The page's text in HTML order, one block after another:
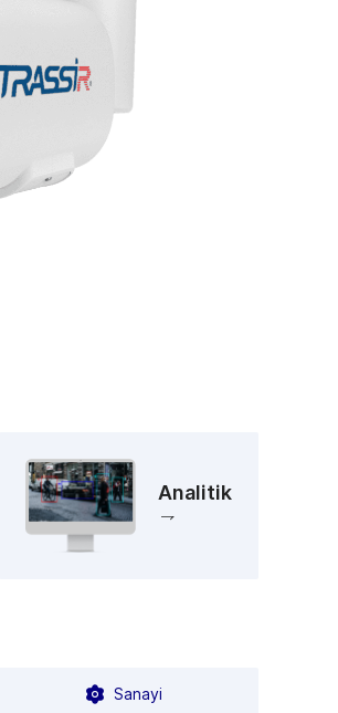
Analitik
Sanayi